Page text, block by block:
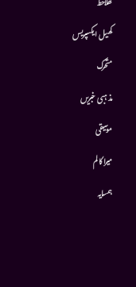
کھیل ایکسپریس
متحرك
مذہبی خبریں
موسيقى
میرا کالم
ہمسایہ